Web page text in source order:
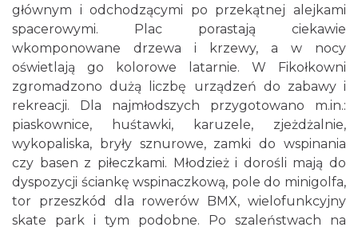
głównym i odchodzącymi po przekątnej alejkami
spacerowymi. Plac porastają ciekawie
wkomponowane drzewa i krzewy, a w nocy
oświetlają go kolorowe latarnie. W Fikołkowni
zgromadzono dużą liczbę urządzeń do zabawy i
rekreacji. Dla najmłodszych przygotowano m.in.:
piaskownice, huśtawki, karuzele, zjeżdżalnie,
wykopaliska, bryły sznurowe, zamki do wspinania
czy basen z piłeczkami. Młodzież i dorośli mają do
dyspozycji ściankę wspinaczkową, pole do minigolfa,
tor przeszkód dla rowerów BMX, wielofunkcyjny
skate park i tym podobne. Po szaleństwach na